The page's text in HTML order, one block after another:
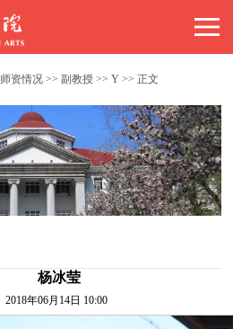
师资情况 >> 副教授 >> Y >> 正文
杨冰莹
2018年06月14日 10:00